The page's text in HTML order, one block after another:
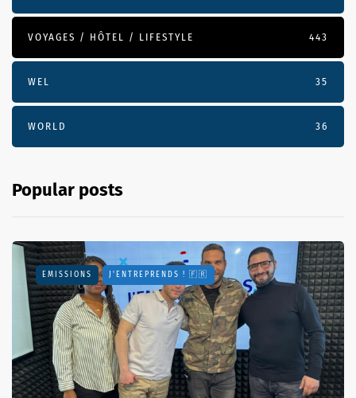
VOYAGES / HÔTEL / LIFESTYLE 443
WEL 35
WORLD 36
Popular posts
EMISSIONS J'ENTREPRENDS ! 🇫🇷